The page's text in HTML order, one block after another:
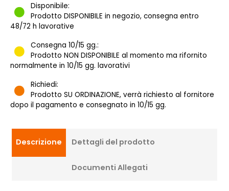
Disponibile:
Prodotto DISPONIBILE in negozio, consegna entro
48/72 h lavorative
Consegna 10/15 gg.:
Prodotto NON DISPONIBILE al momento ma rifornito
normalmente in 10/15 gg. lavorativi
Richiedi:
Prodotto SU ORDINAZIONE, verrà richiesto al fornitore
dopo il pagamento e consegnato in 10/15 gg.
Descrizione Dettagli del prodotto
Documenti Allegati